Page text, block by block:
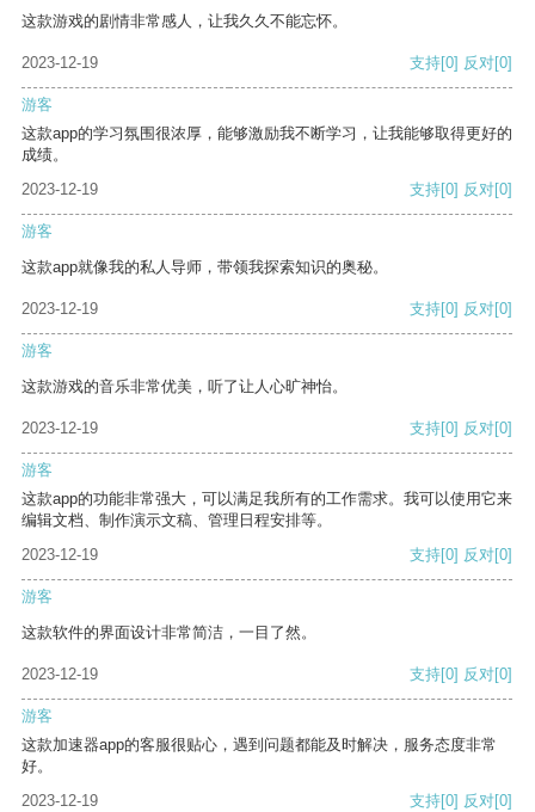
这款游戏的剧情非常感人，让我久久不能忘怀。
2023-12-19 支持[0] 反对[0]
游客
这款app的学习氛围很浓厚，能够激励我不断学习，让我能够取得更好的
成绩。
2023-12-19
支持[0] 反对[0]
游客
这款app就像我的私人导师，带领我探索知识的奥秘。
2023-12-19 支持[0] 反对[0]
游客
这款游戏的音乐非常优美，听了让人心旷神怡。
2023-12-19 支持[0] 反对[0]
游客
这款app的功能非常强大，可以满足我所有的工作需求。我可以使用它来
编辑文档、制作演示文稿、管理日程安排等。
2023-12-19
支持[0] 反对[0]
游客
这款软件的界面设计非常简洁，一目了然。
2023-12-19 支持[0] 反对[0]
游客
这款加速器app的客服很贴心，遇到问题都能及时解决，服务态度非常
好。
2023-12-19
支持[0] 反对[0]